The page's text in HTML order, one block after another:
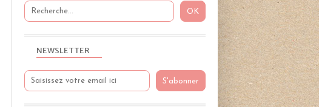
NEWSLETTER